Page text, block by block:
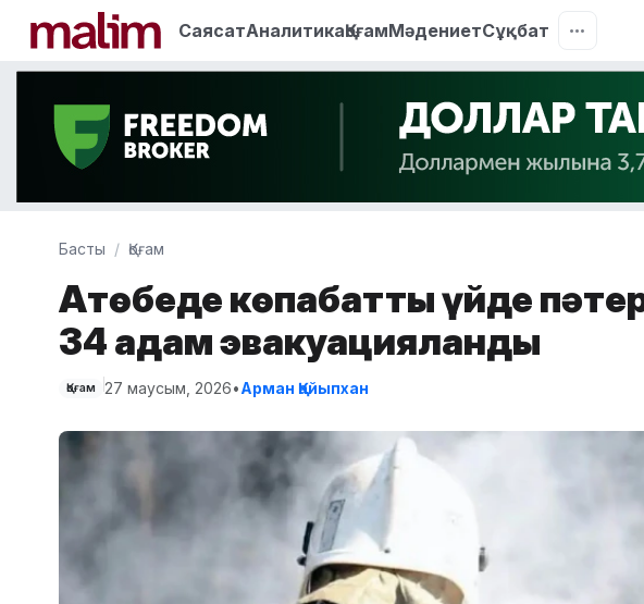
СаясатАналитикаҚоғамМәдениетСұқбат
Басты Қоғам
Ақтөбеде көпқабатты үйде
34 адам эвакуацияланды
Қоғам 27 маусым, 2026•Арман Қайыпхан